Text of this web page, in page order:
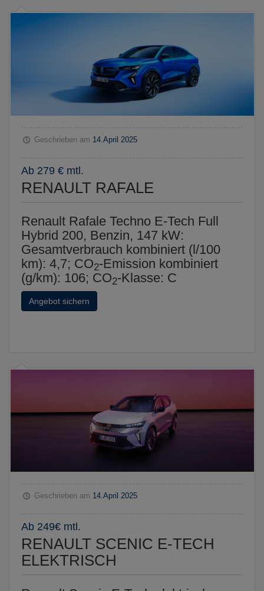
Geschrieben am 14.April 2025
Ab 279 € mtl.
RENAULT RAFALE
Renault Rafale Techno E-Tech Full
Hybrid 200, Benzin, 147 kW:
Gesamtverbrauch kombiniert (l/100
km): 4,7; CO2-Emission kombiniert
(g/km): 106; CO2-Klasse: C
Angebot sichern
Geschrieben am 14.April 2025
Ab 249€ mtl.
RENAULT SCENIC E-TECH
ELEKTRISCH